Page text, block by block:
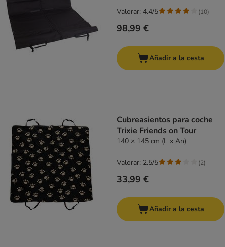
98,99 €
Valorar: 4.4/5 (10)
Añadir a la cesta
Cubreasientos para coche
Trixie Friends on Tour
140 × 145 cm (L x An)
33,99 €
Valorar: 2.5/5 (2)
Añadir a la cesta